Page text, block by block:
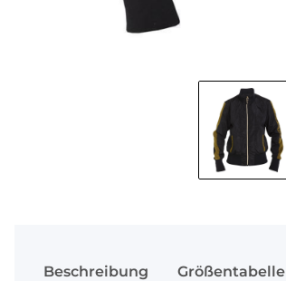
Beschreibung Größentabelle